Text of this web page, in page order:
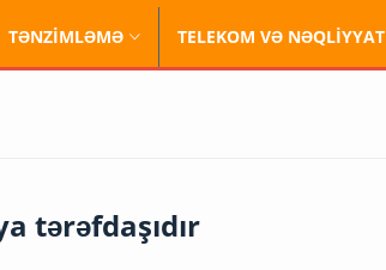
TƏNZİMLƏMƏ TELEKOM VƏ NƏQLİYYAT
tərəfdaşıdır